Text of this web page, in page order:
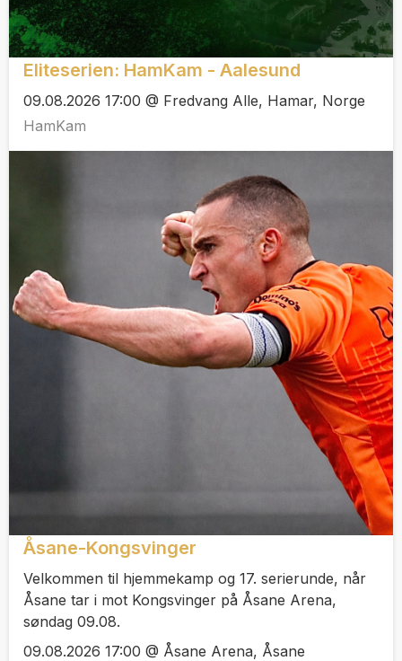
Eliteserien: HamKam - Aalesund
09.08.2026 17:00 @ Fredvang Alle, Hamar, Norge
HamKam
Åsane-Kongsvinger
Velkommen til hjemmekamp og 17. serierunde, når
Åsane tar i mot Kongsvinger på Åsane Arena,
søndag 09.08.
09.08.2026 17:00 @ Åsane Arena, Åsane